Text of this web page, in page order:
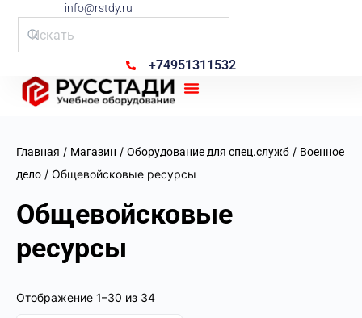
info@rstdy.ru
+74951311532
Главная / Магазин / Оборудование для спец.служб / Военное
дело / Общевойсковые ресурсы
Общевойсковые
ресурсы
Отображение 1–30 из 34